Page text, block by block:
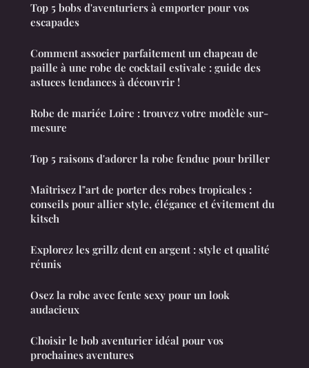
Top 5 bobs d'aventuriers à emporter pour vos
escapades
Comment associer parfaitement un chapeau de
paille à une robe de cocktail estivale : guide des
astuces tendances à découvrir !
Robe de mariée Loire : trouvez votre modèle sur-
mesure
Top 5 raisons d'adorer la robe fendue pour briller
Maîtrisez l"art de porter des robes tropicales :
conseils pour allier style, élégance et évitement du
kitsch
Explorez les grillz dent en argent : style et qualité
réunis
Osez la robe avec fente sexy pour un look
audacieux
Choisir le bob aventurier idéal pour vos
prochaines aventures